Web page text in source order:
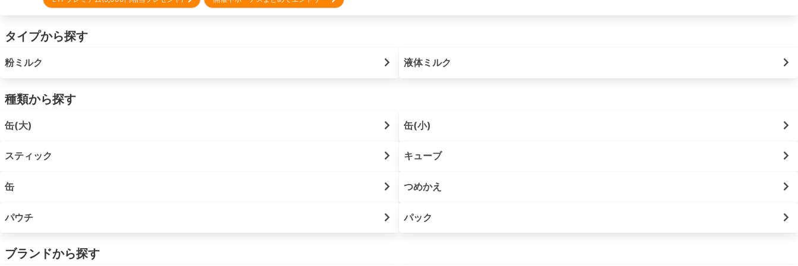
タイプから探す
粉ミルク 液体ミルク
種類から探す
缶(大) 缶(小)
スティック キューブ
缶 つめかえ
パウチ パック
ブランドから探す